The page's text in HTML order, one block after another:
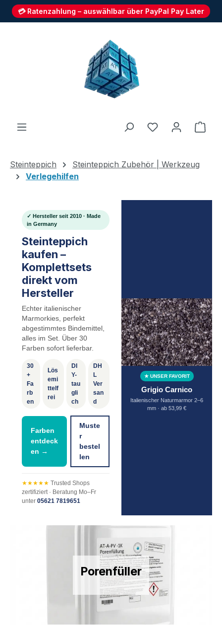
💳 Ratenzahlung – auswählbar über PayPal Pay Later
Du hast 0
Steinteppich
Steinteppich Zubehör | Werkzeug
Verlegehilfen
✓ Hersteller seit 2010 · Made
in Germany
Steinteppich
kaufen –
Komplettsets
direkt vom
Hersteller
Echter italienischer
Marmorkies, perfekt
abgestimmtes Bindemittel,
alles im Set. Über 30
Farben sofort lieferbar.
30
+
Fa
rb
en
Lös
emi
ttelf
rei
DI
Y-
tau
gli
ch
DH
L
Ver
san
d
Farben
entdeck
en →
Muste
r
bestel
len
★★★★★ Trusted Shops
zertifiziert · Beratung Mo–Fr
unter 05621 7819651
★ UNSER FAVORIT
Grigio Carnico
Italienischer Naturmarmor 2–6
mm · ab 53,99 €
Porenfüller